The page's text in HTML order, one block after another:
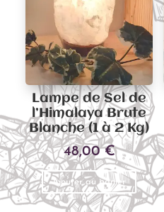
Lampe de Sel de
l’Himalaya Brute
Blanche (1 à 2 Kg)
48,00€
Ajouter au panier